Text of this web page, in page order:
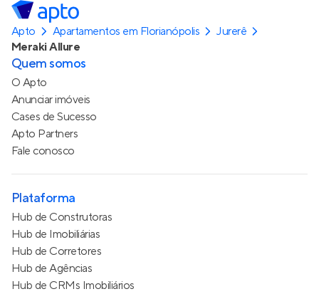
Apto Apartamentos em Florianópolis
Jurerê
Meraki Allure
Quem somos
O Apto
Anunciar imóveis
Cases de Sucesso
Apto Partners
Fale conosco
Plataforma
Hub de Construtoras
Hub de Imobiliárias
Hub de Corretores
Hub de Agências
Hub de CRMs Imobiliários